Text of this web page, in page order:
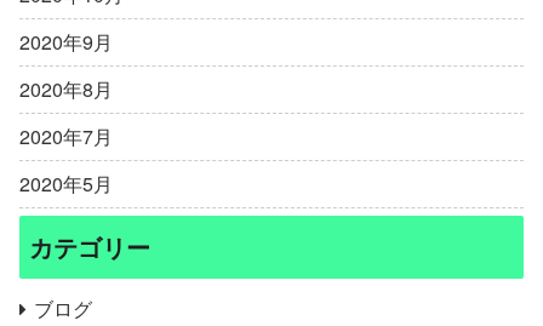
2020年9月
2020年8月
2020年7月
2020年5月
カテゴリー
ブログ